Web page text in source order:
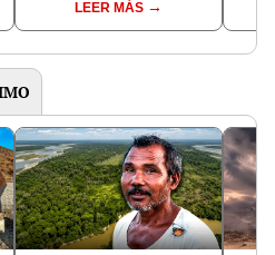
inmigrantes de las
deportaciones masivas
LEER MÁS
con